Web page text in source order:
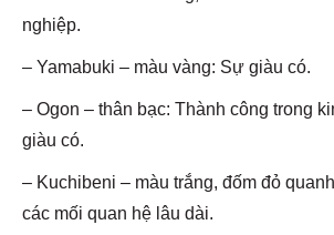
nghiệp.
– Yamabuki – màu vàng: Sự giàu có.
– Ogon – thân bạc: Thành công trong
giàu có.
– Kuchibeni – màu trắng, đốm đỏ
các mối quan hệ lâu dài.